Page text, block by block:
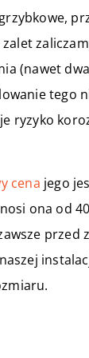
(nawet
tego
ryzyko
cena jego
ona od
przed